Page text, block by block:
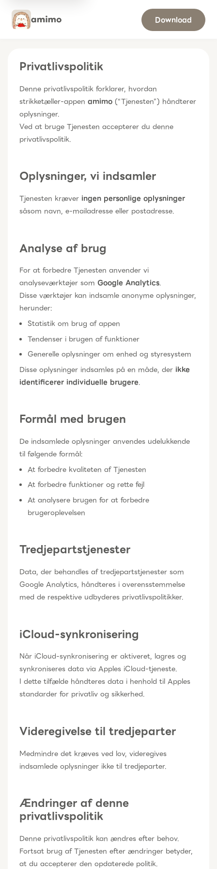
Download
Privatlivspolitik
Denne privatlivspolitik forklarer, hvordan
strikketæller-appen amimo (“Tjenesten”) håndterer
oplysninger.
Ved at bruge Tjenesten accepterer du denne
privatlivspolitik.
Oplysninger, vi indsamler
Tjenesten kræver ingen personlige oplysninger
såsom navn, e-mailadresse eller postadresse.
Analyse af brug
For at forbedre Tjenesten anvender vi
analyseværktøjer som Google Analytics.
Disse værktøjer kan indsamle anonyme oplysninger,
herunder:
Statistik om brug af appen
Tendenser i brugen af funktioner
Generelle oplysninger om enhed og styresystem
Disse oplysninger indsamles på en måde, der ikke
identificerer individuelle brugere.
Formål med brugen
De indsamlede oplysninger anvendes udelukkende
til følgende formål:
At forbedre kvaliteten af Tjenesten
At forbedre funktioner og rette fejl
At analysere brugen for at forbedre
brugeroplevelsen
Tredjepartstjenester
Data, der behandles af tredjepartstjenester som
Google Analytics, håndteres i overensstemmelse
med de respektive udbyderes privatlivspolitikker.
iCloud-synkronisering
Når iCloud-synkronisering er aktiveret, lagres og
synkroniseres data via Apples iCloud-tjeneste.
I dette tilfælde håndteres data i henhold til Apples
standarder for privatliv og sikkerhed.
Videregivelse til tredjeparter
Medmindre det kræves ved lov, videregives
indsamlede oplysninger ikke til tredjeparter.
Ændringer af denne
privatlivspolitik
Denne privatlivspolitik kan ændres efter behov.
Fortsat brug af Tjenesten efter ændringer betyder,
at du accepterer den opdaterede politik.